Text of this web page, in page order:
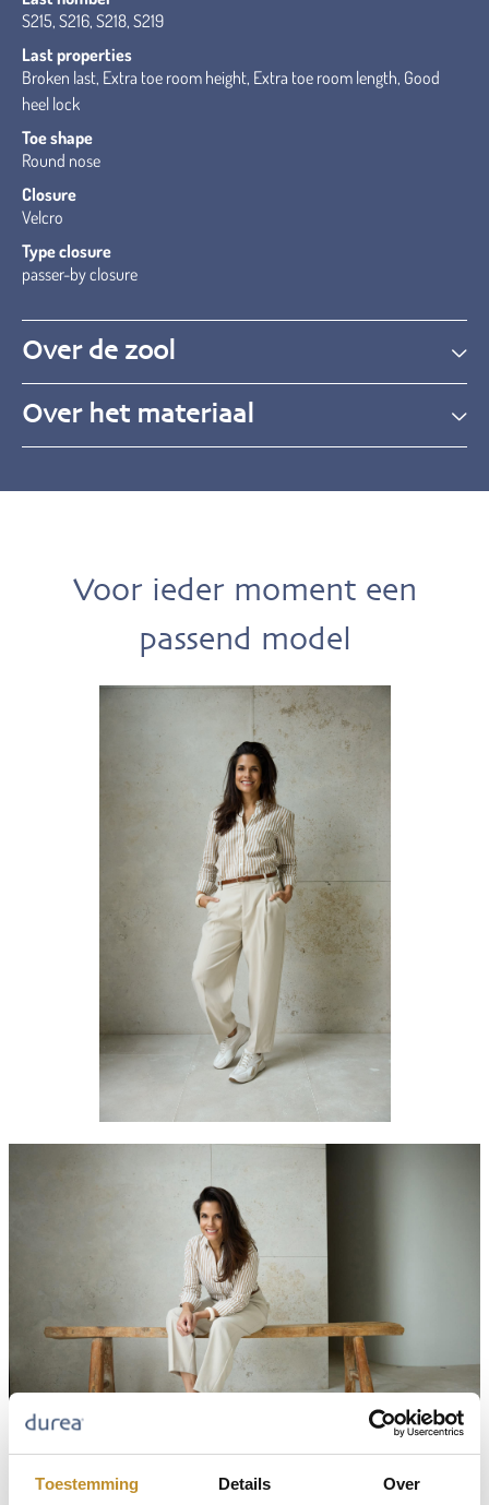
Toestemming Details Over
S215, S216, S218, S219
Last properties
Broken last, Extra toe room height, Extra toe room length, Good
heel lock
Toe shape
Round nose
Closure
Velcro
Type closure
passer-by closure
Over de zool
Over het materiaal
Voor ieder moment een
passend model